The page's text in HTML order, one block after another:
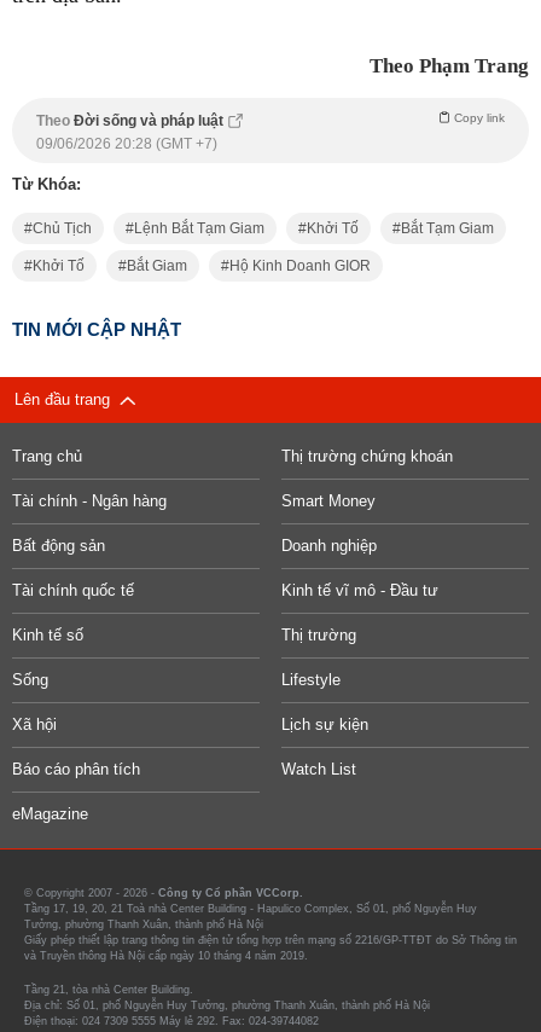
Theo Phạm Trang
Theo Đời sống và pháp luật Copy link
09/06/2026 20:28 (GMT +7)
Từ Khóa:
Chủ Tịch Lệnh Bắt Tạm Giam Khởi Tố Bắt Tạm Giam
Khởi Tố Bắt Giam Hộ Kinh Doanh GIOR
TIN MỚI CẬP NHẬT
Lên đầu trang
Trang chủ Thị trường chứng khoán
Tài chính - Ngân hàng Smart Money
Bất động sản Doanh nghiệp
Tài chính quốc tế Kinh tế vĩ mô - Đầu tư
Kinh tế số Thị trường
Sống Lifestyle
Xã hội Lịch sự kiện
Báo cáo phân tích Watch List
eMagazine
© Copyright 2007 - 2026 - Công ty Cổ phần VCCorp.
Tầng 17, 19, 20, 21 Toà nhà Center Building - Hapulico Complex, Số 01, phố Nguyễn Huy
Tưởng, phường Thanh Xuân, thành phố Hà Nội
Giấy phép thiết lập trang thông tin điện tử tổng hợp trên mạng số 2216/GP-TTĐT do Sở Thông tin
và Truyền thông Hà Nội cấp ngày 10 tháng 4 năm 2019.
Tầng 21, tòa nhà Center Building.
Địa chỉ: Số 01, phố Nguyễn Huy Tưởng, phường Thanh Xuân, thành phố Hà Nội
Điện thoại: 024 7309 5555 Máy lẻ 292. Fax: 024-39744082